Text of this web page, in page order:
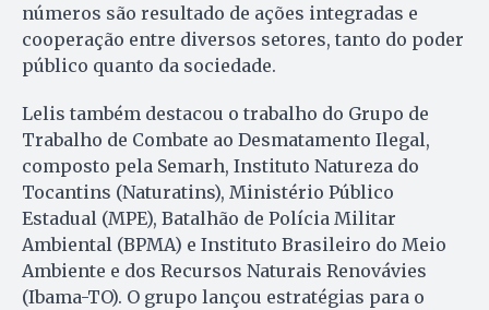
números são resultado de ações integradas e
cooperação entre diversos setores, tanto do poder
público quanto da sociedade.
Lelis também destacou o trabalho do Grupo de
Trabalho de Combate ao Desmatamento Ilegal,
composto pela Semarh, Instituto Natureza do
Tocantins (Naturatins), Ministério Público
Estadual (MPE), Batalhão de Polícia Militar
Ambiental (BPMA) e Instituto Brasileiro do Meio
Ambiente e dos Recursos Naturais Renovávies
(Ibama-TO). O grupo lançou estratégias para o